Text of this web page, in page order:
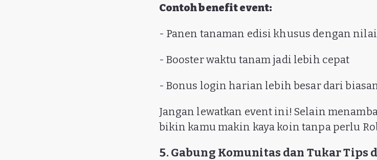
Contoh benefit event:
- Panen tanaman edisi khusus dengan
- Booster waktu tanam jadi lebih cepat
- Bonus login harian lebih besar dari
Jangan lewatkan event ini! Selain
bikin kamu makin kaya koin tanpa perlu
5. Gabung Komunitas dan Tukar Tips